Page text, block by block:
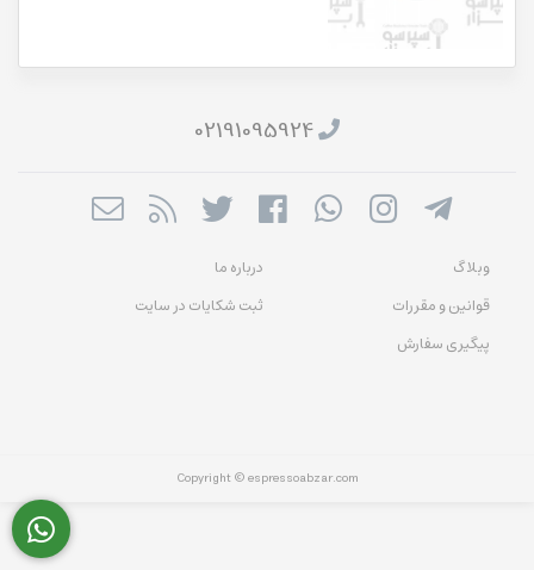
02191095924
وبلاگ
درباره ما
قوانین و مقررات
ثبت شکایات در سایت
پیگیری سفارش
Copyright © espressoabzar.com